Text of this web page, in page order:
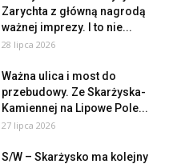
Zarychta z główną nagrodą
ważnej imprezy. I to nie...
28 lipca 2026
Ważna ulica i most do
przebudowy. Ze Skarżyska-
Kamiennej na Lipowe Pole...
27 lipca 2026
S/W – Skarżysko ma kolejny